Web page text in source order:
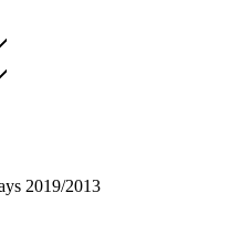
2019/2013